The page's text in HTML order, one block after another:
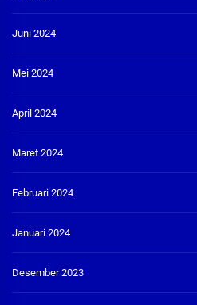
Juni 2024
Mei 2024
April 2024
Maret 2024
Februari 2024
Januari 2024
Desember 2023